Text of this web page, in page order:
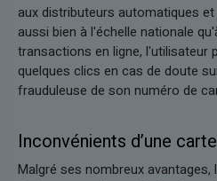
aux distributeurs automatiques
aussi bien à l'échelle nationale
transactions en ligne, l'utilisateur
quelques clics en cas de doute
frauduleuse de son numéro de
Inconvénients d’une
Malgré ses nombreux